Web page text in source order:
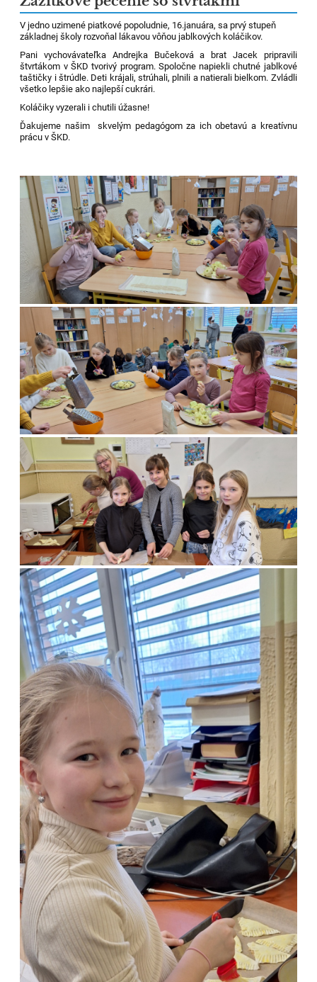
V jedno uzimené piatkové popoludnie, 16.januára, sa prvý stupeň
základnej školy rozvoňal lákavou vôňou jablkových koláčikov.
Pani vychovávateľka Andrejka Bučeková a brat Jacek pripravili
štvrtákom v ŠKD tvorivý program. Spoločne napiekli chutné jablkové
taštičky i štrúdle. Deti krájali, strúhali, plnili a natierali bielkom. Zvládli
všetko lepšie ako najlepší cukrári.
Koláčiky vyzerali i chutili úžasne!
Ďakujeme našim skvelým pedagógom za ich obetavú a kreatívnu
prácu v ŠKD.